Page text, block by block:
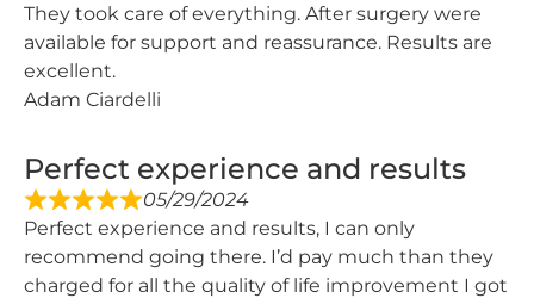
They took care of everything. After surgery were
available for support and reassurance. Results are
excellent.
Adam Ciardelli
Perfect experience and results
05/29/2024
Perfect experience and results, I can only
recommend going there. I’d pay much than they
charged for all the quality of life improvement I got